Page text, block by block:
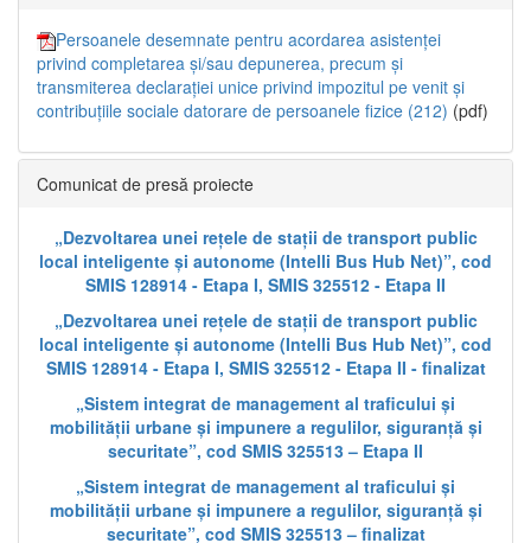
Persoanele desemnate pentru acordarea asistenței
privind completarea și/sau depunerea, precum și
transmiterea declarației unice privind impozitul pe venit și
contribuțiile sociale datorare de persoanele fizice (212) (pdf)
Comunicat de presă proiecte
„Dezvoltarea unei rețele de stații de transport public
local inteligente și autonome (Intelli Bus Hub Net)”, cod
SMIS 128914 - Etapa I, SMIS 325512 - Etapa II
„Dezvoltarea unei rețele de stații de transport public
local inteligente și autonome (Intelli Bus Hub Net)”, cod
SMIS 128914 - Etapa I, SMIS 325512 - Etapa II - finalizat
„Sistem integrat de management al traficului și
mobilității urbane și impunere a regulilor, siguranță și
securitate”, cod SMIS 325513 – Etapa II
„Sistem integrat de management al traficului și
mobilității urbane și impunere a regulilor, siguranță și
securitate”, cod SMIS 325513 – finalizat